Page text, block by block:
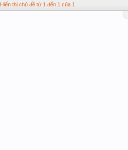
Hiển thị chủ đề từ 1 đến 1 của 1